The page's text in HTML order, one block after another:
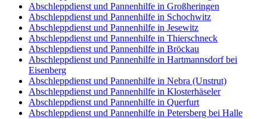
Abschleppdienst und Pannenhilfe in Großheringen
Abschleppdienst und Pannenhilfe in Schochwitz
Abschleppdienst und Pannenhilfe in Jesewitz
Abschleppdienst und Pannenhilfe in Thierschneck
Abschleppdienst und Pannenhilfe in Bröckau
Abschleppdienst und Pannenhilfe in Hartmannsdorf bei
Eisenberg
Abschleppdienst und Pannenhilfe in Nebra (Unstrut)
Abschleppdienst und Pannenhilfe in Klosterhäseler
Abschleppdienst und Pannenhilfe in Querfurt
Abschleppdienst und Pannenhilfe in Petersberg bei Halle